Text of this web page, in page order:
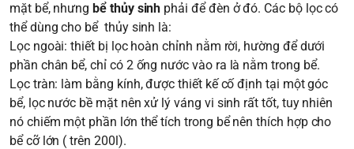
mặt bể, nhưngbể thủy sinh phải để đèn ở đó. Các bộ lọc có
thể dùng cho bể thủy sinh là:
Lọc ngoài: thiết bị lọc hoàn chỉnh nằm rời, hường để dưới
phần chân bể, chỉ có 2 ống nước vào ra là nằm trong bể.
Lọc tràn: làm bằng kính, được thiết kế cố định tại một góc
bể, lọc nước bề mặt nên xử lý váng vi sinh rất tốt, tuy nhiên
nó chiếm một phần lớn thể tích trong bể nên thích hợp cho
bể cỡ lớn ( trên 200l).